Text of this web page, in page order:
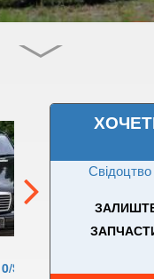
S210
Свідоцтво